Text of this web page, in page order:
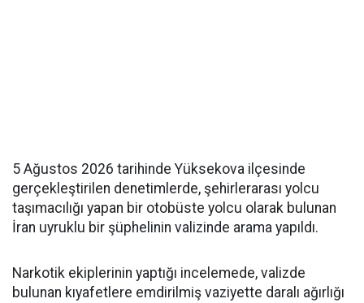
5 Ağustos 2026 tarihinde Yüksekova ilçesinde
gerçekleştirilen denetimlerde, şehirlerarası yolcu
taşımacılığı yapan bir otobüste yolcu olarak bulunan
İran uyruklu bir şüphelinin valizinde arama yapıldı.
Narkotik ekiplerinin yaptığı incelemede, valizde
bulunan kıyafetlere emdirilmiş vaziyette daralı ağırlığı